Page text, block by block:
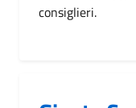
consiglieri.